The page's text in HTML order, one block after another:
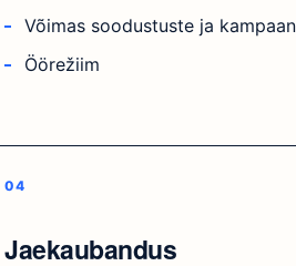
Võimas soodustuste ja
Öörežiim
Jaekaubandus